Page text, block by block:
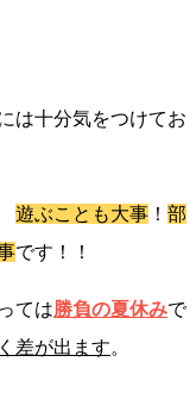
は十分気をつけてお
遊ぶことも大事 ！ 部
です！！
ては勝負の夏休みで
差が出ます。